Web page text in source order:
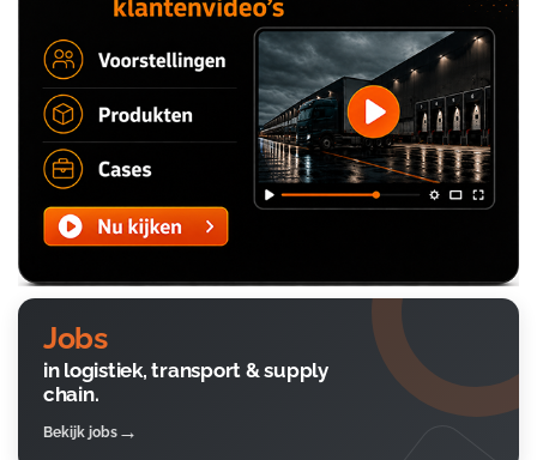
Jobs
in logistiek, transport & supply
chain.
Bekijk jobs